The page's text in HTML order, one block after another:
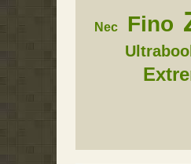
Nec Fino